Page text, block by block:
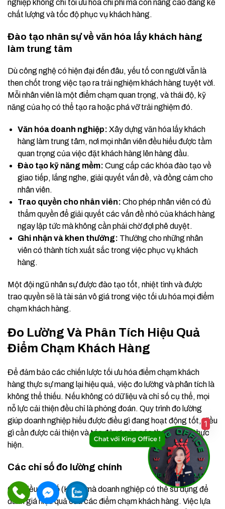
nghiệp không chỉ tối ưu hóa chi phí mà còn nâng cao đáng kể
chất lượng và tốc độ phục vụ khách hàng.
Đào tạo nhân sự về văn hóa lấy khách hàng
làm trung tâm
Dù công nghệ có hiện đại đến đâu, yếu tố con người vẫn là
then chốt trong việc tạo ra trải nghiệm khách hàng tuyệt vời.
Mỗi nhân viên là một điểm chạm quan trọng, và thái độ, kỹ
năng của họ có thể tạo ra hoặc phá vỡ trải nghiệm đó.
Văn hóa doanh nghiệp: Xây dựng văn hóa lấy khách
hàng làm trung tâm, nơi mọi nhân viên đều hiểu được tầm
quan trọng của việc đặt khách hàng lên hàng đầu.
Đào tạo kỹ năng mềm: Cung cấp các khóa đào tạo về
giao tiếp, lắng nghe, giải quyết vấn đề, và đồng cảm cho
nhân viên.
Trao quyền cho nhân viên: Cho phép nhân viên có đủ
thẩm quyền để giải quyết các vấn đề nhỏ của khách hàng
ngay lập tức mà không cần phải chờ đợi phê duyệt.
Ghi nhận và khen thưởng: Thưởng cho những nhân
viên có thành tích xuất sắc trong việc phục vụ khách
hàng.
Một đội ngũ nhân sự được đào tạo tốt, nhiệt tình và được
trao quyền sẽ là tài sản vô giá trong việc tối ưu hóa mọi điểm
chạm khách hàng.
Đo Lường Và Phân Tích Hiệu Quả
Điểm Chạm Khách Hàng
Để đảm bảo các chiến lược tối ưu hóa điểm chạm khách
hàng thực sự mang lại hiệu quả, việc đo lường và phân tích là
không thể thiếu. Nếu không có dữ liệu và chỉ số cụ thể, mọi
nỗ lực cải thiện đều chỉ là phỏng đoán. Quy trình đo lường
giúp doanh nghiệp hiểu được điều gì đang hoạt động tốt, điều
gì cần được cải thiện và tác động của các thay đổi đã thực
hiện.
Các chỉ số đo lường chính
Có nhiều chỉ số (KPIs) mà doanh nghiệp có thể sử dụng để
đánh giá hiệu quả của các điểm chạm khách hàng. Việc lựa
1